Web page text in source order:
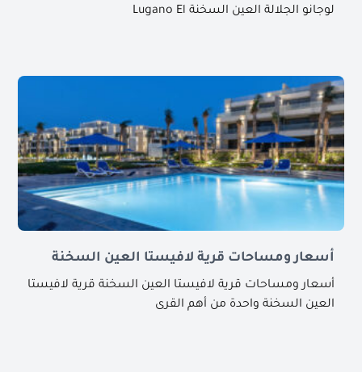
لوجانو الجلالة العين السخنة Lugano El
أسعار ومساحات قرية لافيستا العين السخنة
أسعار ومساحات قرية لافيستا العين السخنة قرية لافيستا
العين السخنة واحدة من أهم القرى